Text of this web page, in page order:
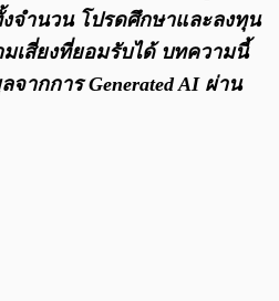
จํานวน โปรดศึกษาและลงทุน
เสี่ยงที่ยอมรับได้ บทความนี้
ากการ Generated AI ผ่าน